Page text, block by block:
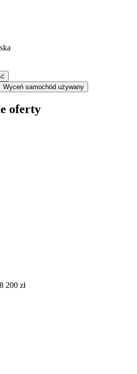
Wyceń samochód używany
oferty
200 zł